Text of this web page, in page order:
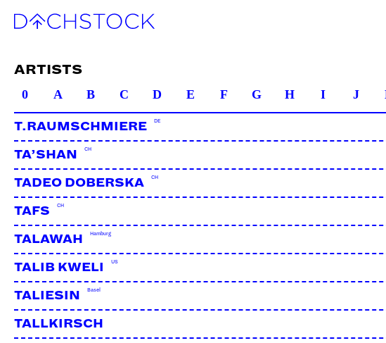
ARTISTS
0
A B C D E F G H I J
T.RAUMSCHMIERE DE
TA’SHAN CH
TADEO DOBERSKA CH
TAFS CH
TALAWAH Hamburg
TALIB KWELI US
TALIESIN Basel
TALLKIRSCH